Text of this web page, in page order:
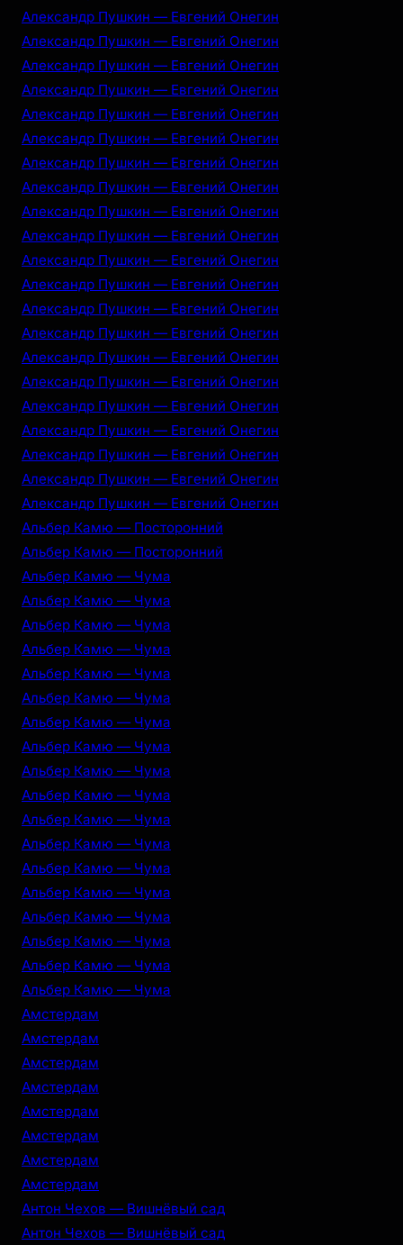
Александр Пушкин — Евгений Онегин
Александр Пушкин — Евгений Онегин
Александр Пушкин — Евгений Онегин
Александр Пушкин — Евгений Онегин
Александр Пушкин — Евгений Онегин
Александр Пушкин — Евгений Онегин
Александр Пушкин — Евгений Онегин
Александр Пушкин — Евгений Онегин
Александр Пушкин — Евгений Онегин
Александр Пушкин — Евгений Онегин
Александр Пушкин — Евгений Онегин
Александр Пушкин — Евгений Онегин
Александр Пушкин — Евгений Онегин
Александр Пушкин — Евгений Онегин
Александр Пушкин — Евгений Онегин
Александр Пушкин — Евгений Онегин
Александр Пушкин — Евгений Онегин
Александр Пушкин — Евгений Онегин
Александр Пушкин — Евгений Онегин
Александр Пушкин — Евгений Онегин
Александр Пушкин — Евгений Онегин
Альбер Камю — Посторонний
Альбер Камю — Посторонний
Альбер Камю — Чума
Альбер Камю — Чума
Альбер Камю — Чума
Альбер Камю — Чума
Альбер Камю — Чума
Альбер Камю — Чума
Альбер Камю — Чума
Альбер Камю — Чума
Альбер Камю — Чума
Альбер Камю — Чума
Альбер Камю — Чума
Альбер Камю — Чума
Альбер Камю — Чума
Альбер Камю — Чума
Альбер Камю — Чума
Альбер Камю — Чума
Альбер Камю — Чума
Альбер Камю — Чума
Амстердам
Амстердам
Амстердам
Амстердам
Амстердам
Амстердам
Амстердам
Амстердам
Антон Чехов — Вишнёвый сад
Антон Чехов — Вишнёвый сад